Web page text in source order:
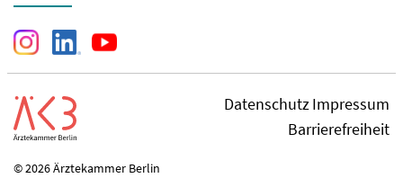
DatenschutzImpressum
Barrierefreiheit
© 2026 Ärztekammer Berlin